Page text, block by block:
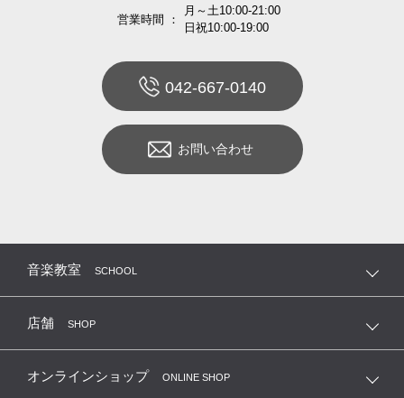
営業時間 ：
月～土10:00-21:00
日祝10:00-19:00
042-667-0140
お問い合わせ
音楽教室 SCHOOL
店舗 SHOP
オンラインショップ ONLINE SHOP